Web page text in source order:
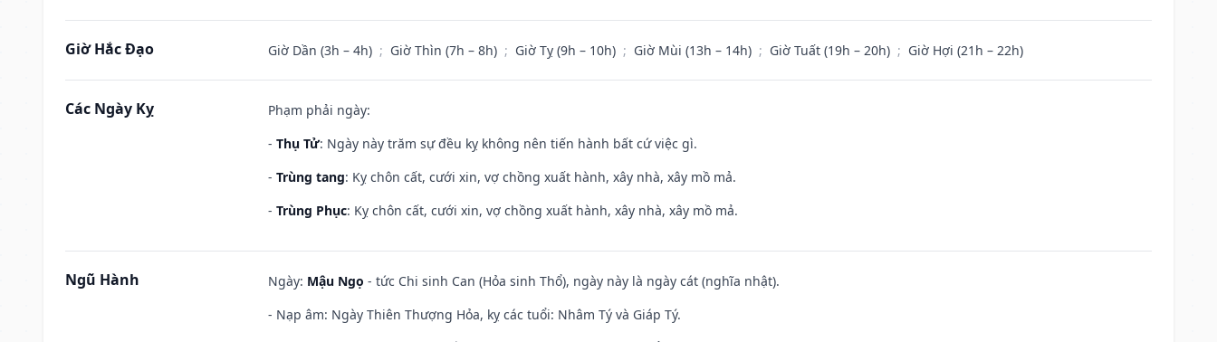
Giờ Hắc Đạo Giờ Dần (3h – 4h) ; Giờ Thìn (7h – 8h) ; Giờ Tỵ (9h – 10h) ; Giờ Mùi (13h – 14h) ; Giờ Tuất (19h – 20h) ; Giờ Hợi (21h – 22h)
Các Ngày Kỵ
Phạm phải ngày:
- Thụ Tử: Ngày này trăm sự đều kỵ không nên tiến hành bất cứ việc gì.
- Trùng tang: Kỵ chôn cất, cưới xin, vợ chồng xuất hành, xây nhà, xây mồ mả.
- Trùng Phục: Kỵ chôn cất, cưới xin, vợ chồng xuất hành, xây nhà, xây mồ mả.
Ngũ Hành Ngày: Mậu Ngọ - tức Chi sinh Can (Hỏa sinh Thổ), ngày này là ngày cát (nghĩa nhật).
- Nạp âm: Ngày Thiên Thượng Hỏa, kỵ các tuổi: Nhâm Tý và Giáp Tý.